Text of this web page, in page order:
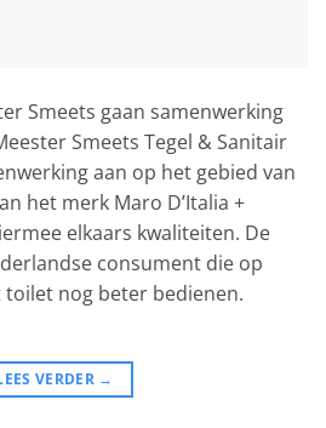
Smeets gaan samenwerking
Smeets Tegel & Sanitair
aan op het gebied van
het merk Maro D’Italia +
elkaars kwaliteiten. De
consument die op
nog beter bedienen.
VERDER →